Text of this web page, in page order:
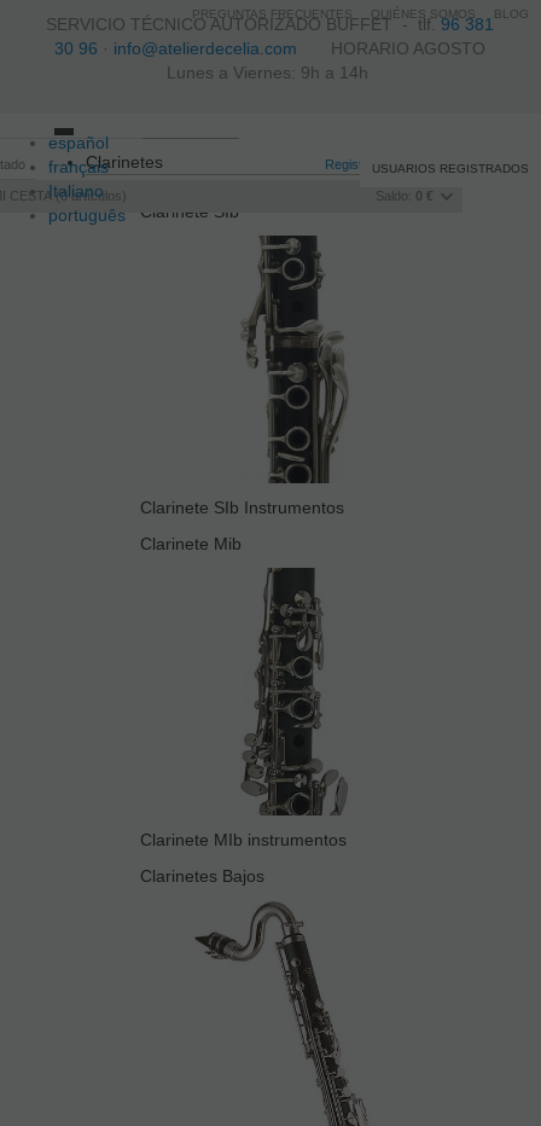
SERVICIO TÉCNICO AUTORIZADO BUFFET -tlf.96 381
30 96 · info@atelierdecelia.com HORARIO AGOSTO
Lunes a Viernes: 9h a 14h
español
français
Italiano
português
Registro /Iniciar sesión
CESTA 0artículos Saldo: 0 €
USUARIOS REGISTRADOS
Toggle
navigation
Clarinetes
Clarinete SIb
Clarinete SIb Instrumentos
Clarinete Mib
Clarinete MIb instrumentos
Clarinetes Bajos
PREGUNTAS FRECUENTES QUIÉNES SOMOS BLOG